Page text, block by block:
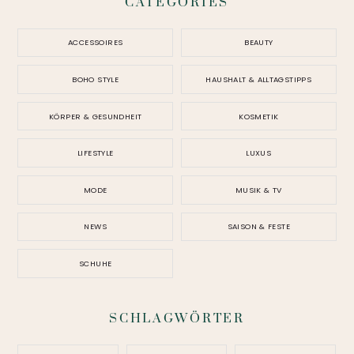
ACCESSOIRES BEAUTY
BOHO STYLE HAUSHALT & ALLTAGSTIPPS
KÖRPER & GESUNDHEIT KOSMETIK
LIFESTYLE LUXUS
MODE MUSIK & TV
NEWS SAISON & FESTE
SCHUHE
SCHLAGWÖRTER